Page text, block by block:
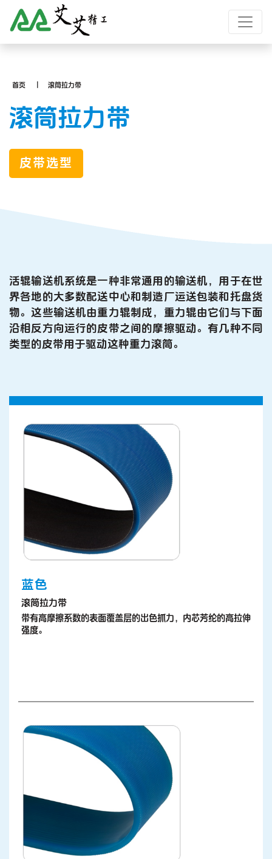
首页 滚筒拉力带
滚筒拉力带
皮带选型
活辊输送机系统是一种非常通用的输送机，用于在世
界各地的大多数配送中心和制造厂运送包装和托盘货
物。这些输送机由重力辊制成，重力辊由它们与下面
沿相反方向运行的皮带之间的摩擦驱动。有几种不同
类型的皮带用于驱动这种重力滚筒。
蓝色
滚筒拉力带
带有高摩擦系数的表面覆盖层的出色抓力，内芯芳纶的高拉伸
强度。